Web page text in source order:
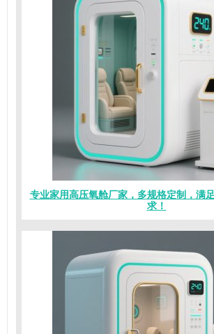
专业家用高压氧舱厂家，多规格定制，满
求！